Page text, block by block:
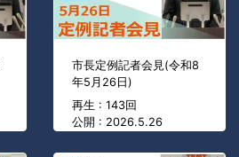
市長定例記者会見(令和8
年5月26日)
再生 : 143回
公開 : 2026.5.26